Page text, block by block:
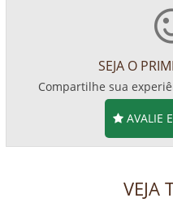
SEJA O
Compartilhe sua
AVALIE
VEJA